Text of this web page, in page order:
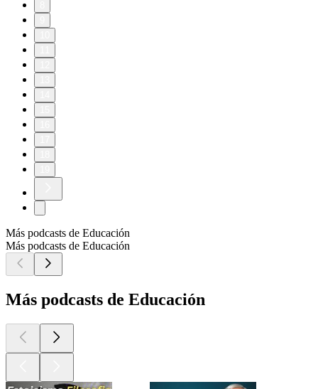
Más podcasts de Educación
Más podcasts de Educación
Más podcasts de Educación